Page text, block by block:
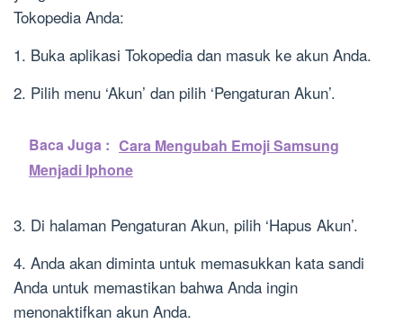
Tokopedia Anda:
1. Buka aplikasi Tokopedia dan masuk ke akun Anda.
2. Pilih menu ‘Akun’ dan pilih ‘Pengaturan Akun’.
Baca Juga : Cara Mengubah Emoji Samsung
Menjadi Iphone
3. Di halaman Pengaturan Akun, pilih ‘Hapus Akun’.
4. Anda akan diminta untuk memasukkan kata sandi
Anda untuk memastikan bahwa Anda ingin
menonaktifkan akun Anda.